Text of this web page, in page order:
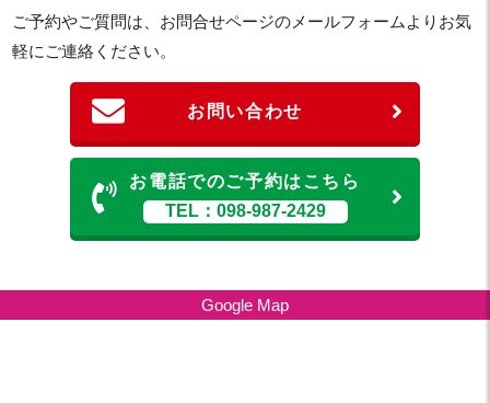
ご予約やご質問は、お問合せページのメールフォームよりお気
軽にご連絡ください。
お問い合わせ
お電話でのご予約はこちら
TEL：098-987-2429
Google Map